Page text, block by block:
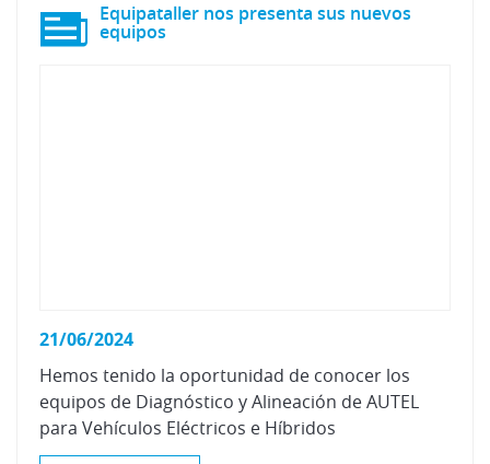
Equipataller nos presenta sus nuevos
equipos
21/06/2024
Hemos tenido la oportunidad de conocer los
equipos de Diagnóstico y Alineación de AUTEL
para Vehículos Eléctricos e Híbridos